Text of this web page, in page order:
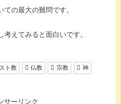
の最大の難問です。
えてみると面白いです。
ト教 仏教 宗教
神
サーリンク